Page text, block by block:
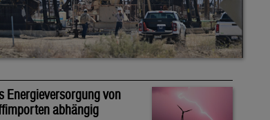
Energieversorgung von
abhängig